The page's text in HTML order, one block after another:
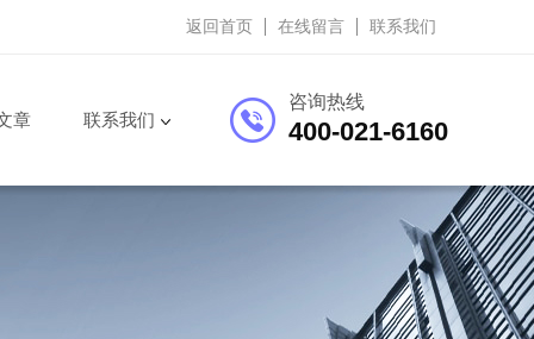
返回首页 在线留言 联系我们
咨询热线
400-021-6160
章 联系我们